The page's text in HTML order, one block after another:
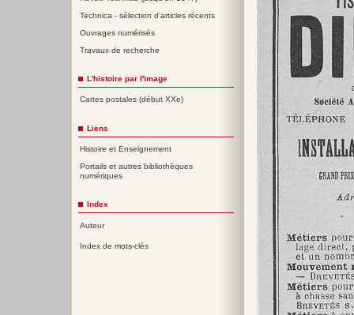
Technica - sélection d'articles récents
Ouvrages numérisés
Travaux de recherche
L'histoire par l'image
Cartes postales (début XXe)
Liens
Histoire et Enseignement
Portails et autres bibliothèques
numériques
Index
Auteur
Index de mots-clés